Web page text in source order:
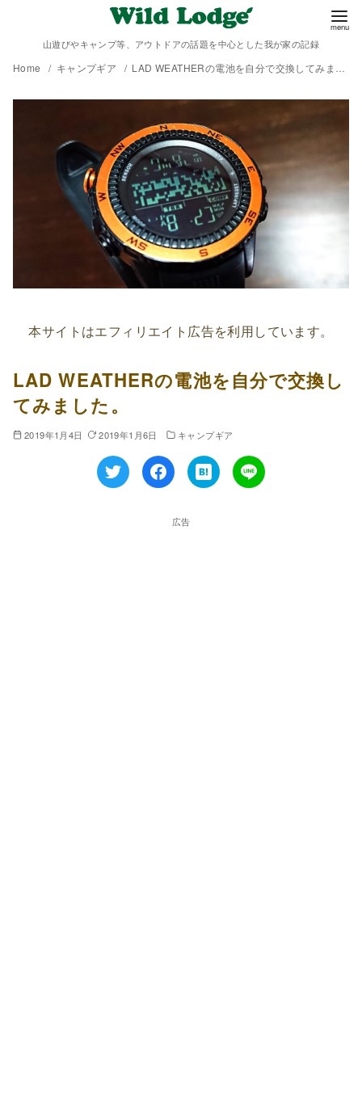
山遊びやキャンプ等、アウトドアの話題を中心とした我が家の記録
Home キャンプギア LAD WEATHERの電池を自分で交換してみました。
本サイトはエフィリエイト広告を利用しています。
LAD WEATHERの電池を自分で交換し
てみました。
2019年1月4日 2019年1月6日 キャンプギア
広告